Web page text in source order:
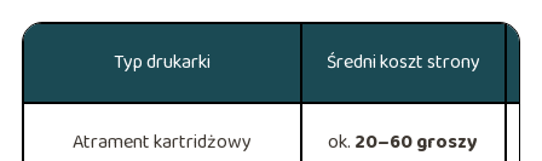
Typ drukarki Średni koszt strony
Atrament kartridżowy ok. 20–60 groszy